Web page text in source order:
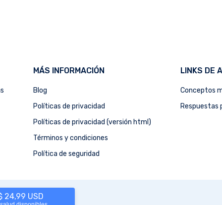
24,99 USD
MÁS INFORMACIÓN
Blog
Políticas de privacidad
Políticas de privacidad (versión html)
Términos y condiciones
Política de seguridad
LINKS DE
Conceptos
Respuestas